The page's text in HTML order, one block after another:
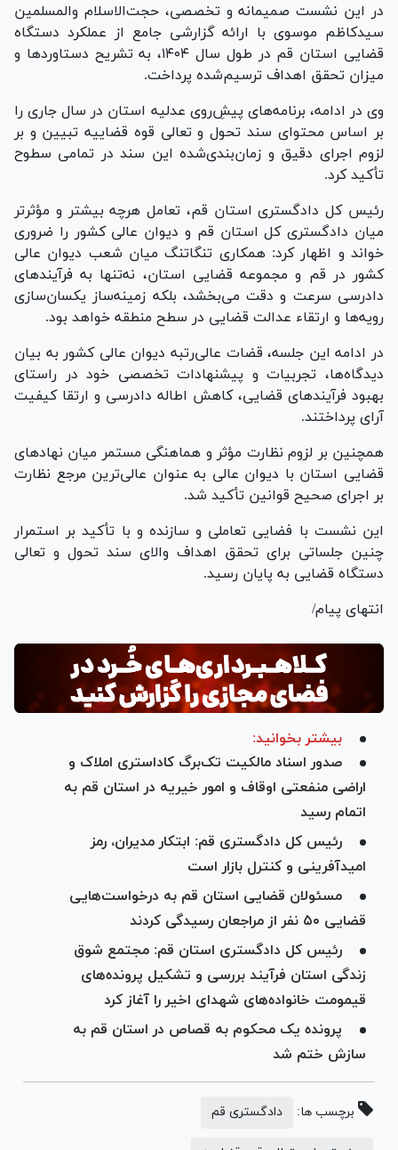
در این نشست صمیمانه و تخصصی، حجت‌الاسلام والمسلمین
سیدکاظم موسوی با ارائه گزارشی جامع از عملکرد دستگاه
قضایی استان قم در طول سال ۱۴۰۴، به تشریح دستاورد‌ها و
میزان تحقق اهداف ترسیم‌شده پرداخت.
وی در ادامه، برنامه‌های پیشِ‌روی عدلیه استان در سال جاری را
بر اساس محتوای سند تحول و تعالی قوه قضاییه تبیین و بر
لزوم اجرای دقیق و زمان‌بندی‌شده این سند در تمامی سطوح
تأکید کرد.
رئیس کل دادگستری استان قم، تعامل هرچه بیشتر و مؤثرتر
میان دادگستری کل استان قم و دیوان عالی کشور را ضروری
خواند و اظهار کرد: همکاری تنگاتنگ میان شعب دیوان عالی
کشور در قم و مجموعه قضایی استان، نه‌تنها به فرآیند‌های
دادرسی سرعت و دقت می‌بخشد، بلکه زمینه‌ساز یکسان‌سازی
رویه‌ها و ارتقاء عدالت قضایی در سطح منطقه خواهد بود.
در ادامه این جلسه، قضات عالی‌رتبه دیوان عالی کشور به بیان
دیدگاه‌ها، تجربیات و پیشنهادات تخصصی خود در راستای
بهبود فرآیند‌های قضایی، کاهش اطاله دادرسی و ارتقا کیفیت
آرای پرداختند.
همچنین بر لزوم نظارت مؤثر و هماهنگی مستمر میان نهاد‌های
قضایی استان با دیوان عالی به عنوان عالی‌ترین مرجع نظارت
بر اجرای صحیح قوانین تأکید شد.
این نشست با فضایی تعاملی و سازنده و با تأکید بر استمرار
چنین جلساتی برای تحقق اهداف والای سند تحول و تعالی
دستگاه قضایی به پایان رسید.
انتهای پیام/
بیشتر بخوانید:
صدور اسناد مالکیت تک‌برگ کاداستری املاک و
اراضی منفعتی اوقاف و امور خیریه در استان قم به
اتمام رسید
رئیس کل دادگستری قم: ابتکار مدیران، رمز
امیدآفرینی و کنترل بازار است
مسئولان قضایی استان قم به درخواست‌هایی
قضایی ۵۰ نفر از مراجعان رسیدگی کردند
رئیس کل دادگستری استان قم: مجتمع شوق
زندگی استان فرآیند بررسی و تشکیل پرونده‌های
قیمومت خانواده‌های شهدای اخیر را آغاز کرد
پرونده یک محکوم به قصاص در استان قم به
سازش ختم شد
برچسب ها: دادگستری قم